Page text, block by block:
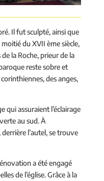
Il fut sculpté, ainsi que
du XVII ème siècle,
la Roche, prieur de la
reste sobre et
des anges,
qui assuraient l’éclairage
au sud. À
derrière l’autel, se trouve
a été engagé
de l’église. Grâce à la